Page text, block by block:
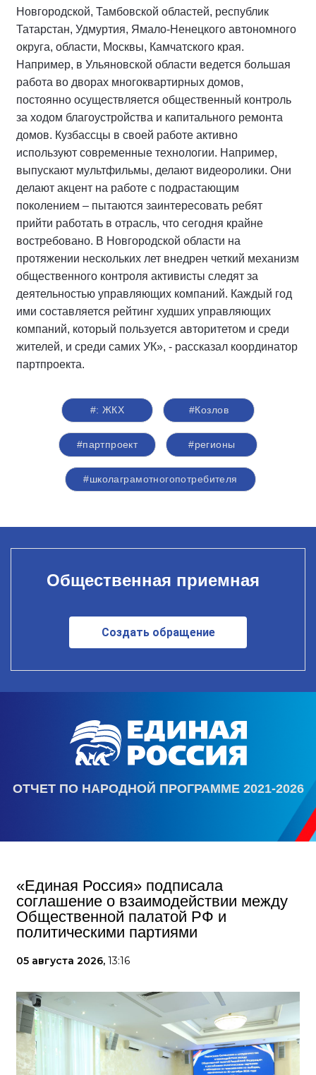
Новгородской, Тамбовской областей, республик
Татарстан, Удмуртия, Ямало-Ненецкого автономного
округа, области, Москвы, Камчатского края.
Например, в Ульяновской области ведется большая
работа во дворах многоквартирных домов,
постоянно осуществляется общественный контроль
за ходом благоустройства и капитального ремонта
домов. Кузбассцы в своей работе активно
используют современные технологии. Например,
выпускают мультфильмы, делают видеоролики. Они
делают акцент на работе с подрастающим
поколением – пытаются заинтересовать ребят
прийти работать в отрасль, что сегодня крайне
востребовано. В Новгородской области на
протяжении нескольких лет внедрен четкий механизм
общественного контроля активисты следят за
деятельностью управляющих компаний. Каждый год
ими составляется рейтинг худших управляющих
компаний, который пользуется авторитетом и среди
жителей, и среди самих УК», - рассказал координатор
партпроекта.
#: ЖКХ #Козлов
#партпроект #регионы
#школаграмотногопотребителя
Общественная приемная
Создать обращение
ОТЧЕТ ПО НАРОДНОЙ ПРОГРАММЕ 2021-2026
«Единая Россия» подписала
соглашение о взаимодействии между
Общественной палатой РФ и
политическими партиями
05 августа 2026, 13:16